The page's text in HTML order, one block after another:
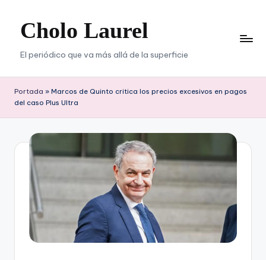
Saltar
contenido
Cholo Laurel
El periódico que va más allá de la superficie
Portada » Marcos de Quinto critica los precios excesivos en pagos
del caso Plus Ultra